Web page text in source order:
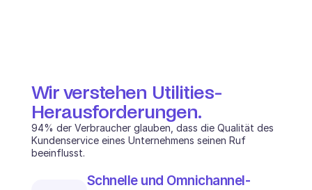
Reisen
Dienstprogramme
BRANCHEN
Wir verstehen Utilities-
Herausforderungen.
94% der Verbraucher glauben, dass die Qualität des
Kundenservice eines Unternehmens seinen Ruf
beeinflusst.
Schnelle und Omnichannel-